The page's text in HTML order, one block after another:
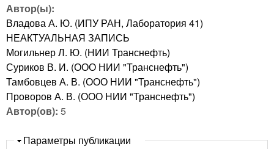
Автор(ы):
Владова А. Ю. (ИПУ РАН, Лаборатория 41)
НЕАКТУАЛЬНАЯ ЗАПИСЬ
Могильнер Л. Ю. (НИИ Транснефть)
Суриков В. И. (ООО НИИ "Транснефть")
Тамбовцев А. В. (ООО НИИ "Транснефть")
Проворов А. В. (ООО НИИ "Транснефть")
Автор(ов): 5
Скрыть
Параметры публикации